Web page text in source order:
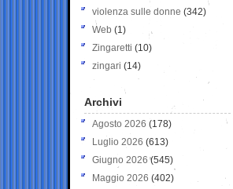
violenza sulle donne (342)
Web (1)
Zingaretti (10)
zingari (14)
Archivi
Agosto 2026 (178)
Luglio 2026 (613)
Giugno 2026 (545)
Maggio 2026 (402)